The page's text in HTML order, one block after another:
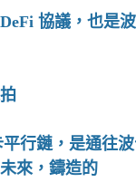
協議，也是波
行鏈，是通往
來，鑄造的